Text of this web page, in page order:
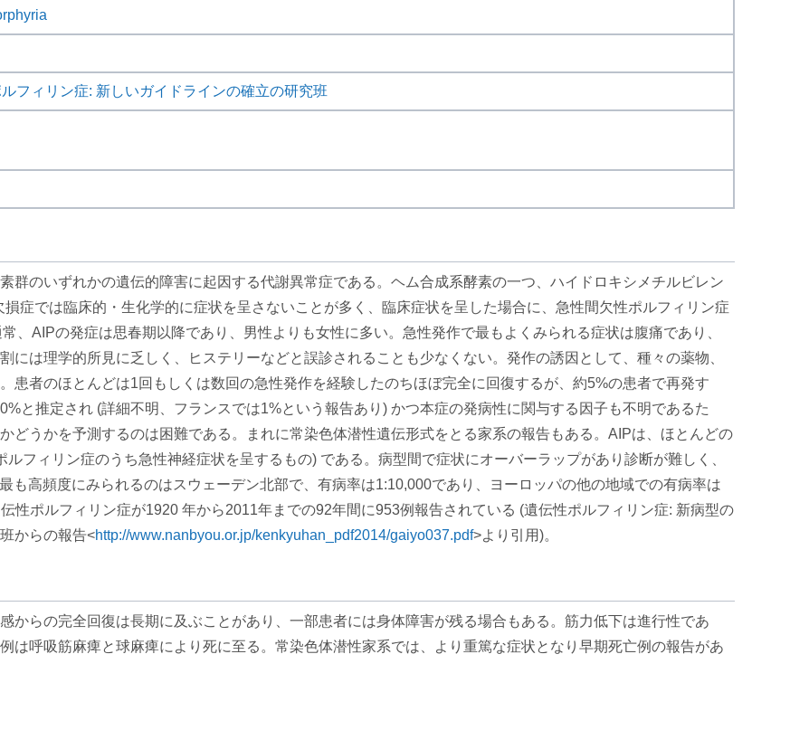
フィリン症: 新しいガイドラインの確立の研究班
群のいずれかの遺伝的障害に起因する代謝異常症である。ヘム合成系酵素の一つ、ハイドロキシメチルビレン
症では臨床的・生化学的に症状を呈さないことが多く、臨床症状を呈した場合に、急性間欠性ポルフィリン症
、AIPの発症は思春期以降であり、男性よりも女性に多い。急性発作で最もよくみられる症状は腹痛であり、
には理学的所見に乏しく、ヒステリーなどと誤診されることも少なくない。発作の誘因として、種々の薬物、
患者のほとんどは1回もしくは数回の急性発作を経験したのちほぼ完全に回復するが、約5%の患者で再発す
と推定され (詳細不明、フランスでは1%という報告あり) かつ本症の発病性に関与する因子も不明であるた
どうかを予測するのは困難である。まれに常染色体潜性遺伝形式をとる家系の報告もある。AIPは、ほとんどの
フィリン症のうち急性神経症状を呈するもの) である。病型間で症状にオーバーラップがあり診断が難しく、
も高頻度にみられるのはスウェーデン北部で、有病率は1:10,000であり、ヨーロッパの他の地域での有病率は
性ポルフィリン症が1920 年から2011年までの92年間に953例報告されている (遺伝性ポルフィリン症: 新病型の
からの報告<http://www.nanbyou.or.jp/kenkyuhan_pdf2014/gaiyo037.pdf>より引用)。
からの完全回復は長期に及ぶことがあり、一部患者には身体障害が残る場合もある。筋力低下は進行性であ
は呼吸筋麻痺と球麻痺により死に至る。常染色体潜性家系では、より重篤な症状となり早期死亡例の報告があ